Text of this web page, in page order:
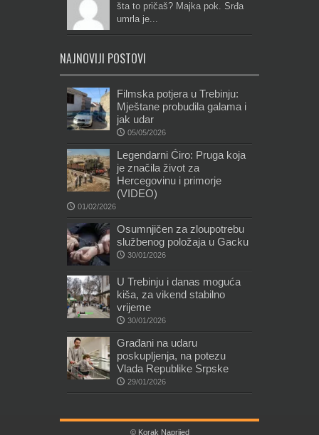
šta to pričaš? Majka pok. Srđa
umrla je...
NAJNOVIJI POSTOVI
Filmska potjera u Trebinju:
Mještane probudila galama i
jak udar
05/05/2026
Legendarni Ćiro: Pruga koja
je značila život za
Hercegovinu i primorje
(VIDEO)
01/02/2026
Osumnjičen za zloupotrebu
službenog položaja u Gacku
30/01/2026
U Trebinju i danas moguća
kiša, za vikend stabilno
vrijeme
30/01/2026
Građani na udaru
poskupljenja, na potezu
Vlada Republike Srpske
29/01/2026
© Korak Naprijed